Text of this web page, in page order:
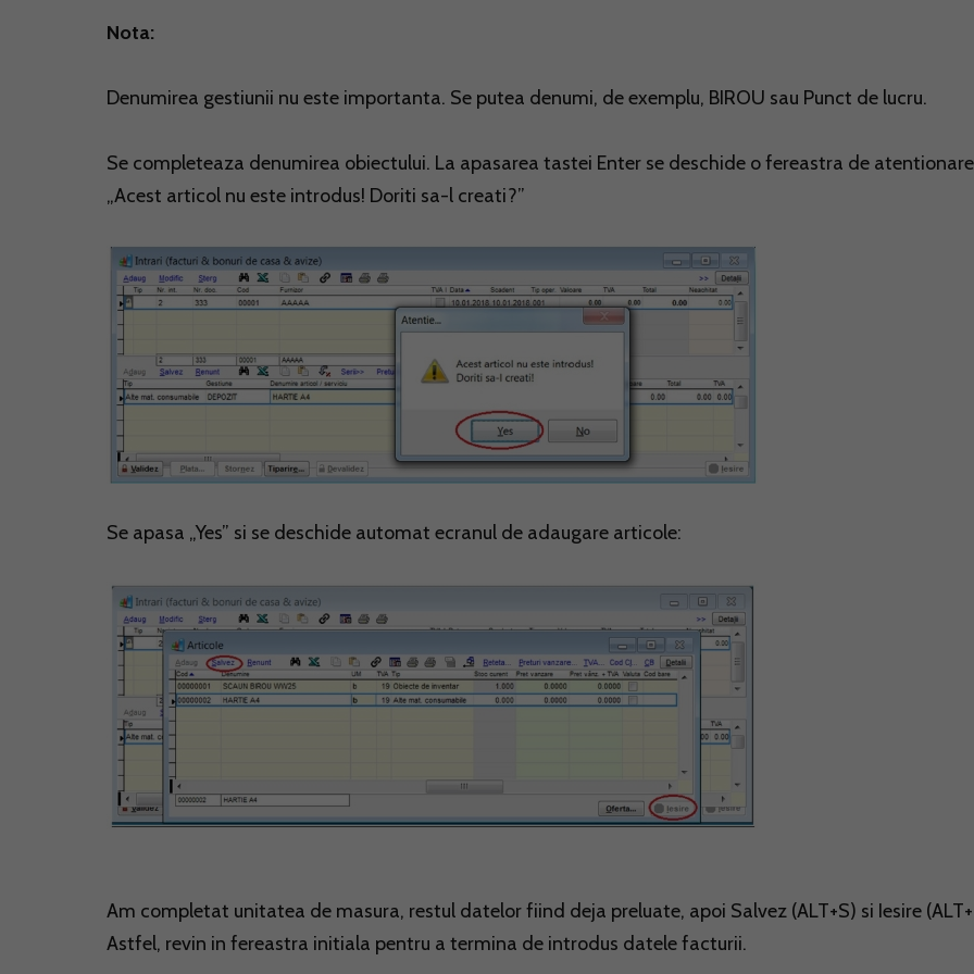
Nota:
Denumirea gestiunii nu este importanta. Se putea denumi, de exemplu, BIROU sau Punct de lucru.
Se completeaza denumirea obiectului. La apasarea tastei Enter se deschide o fereastra de
„Acest articol nu este introdus! Doriti sa-l creati?”
Se apasa „Yes” si se deschide automat ecranul de adaugare articole:
Am completat unitatea de masura, restul datelor fiind deja preluate, apoi Salvez (ALT+S) si Iesire
Astfel, revin in fereastra initiala pentru a termina de introdus datele facturii.